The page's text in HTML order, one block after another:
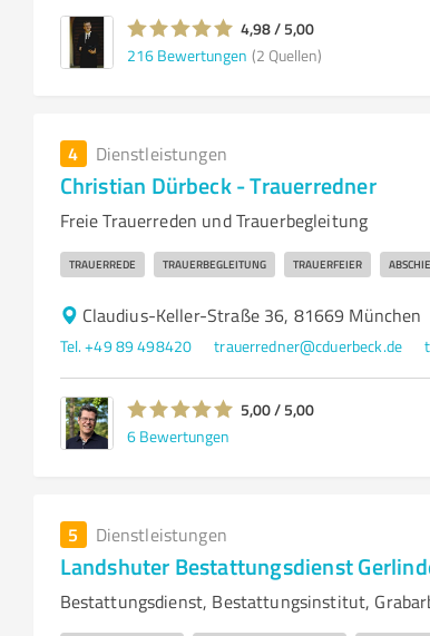
4,98 / 5,00
216 Bewertungen (2 Quellen)
4 Dienstleistungen
Christian Dürbeck - Trauerredner
Freie Trauerreden und Trauerbegleitung
TRAUERREDE TRAUERBEGLEITUNG TRAUERFEIER
Claudius-Keller-Straße 36, 81669 München
Tel. +49 89 498420 trauerredner@cduerbeck.de
5,00 / 5,00
6 Bewertungen
5 Dienstleistungen
Landshuter Bestattungsdienst
Bestattungsdienst, Bestattungsinstitut,